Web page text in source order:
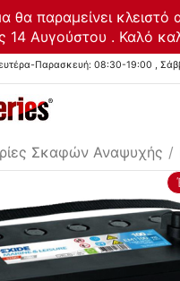
θα παραμείνει κλειστό
Αυγούστου . Καλό
Παρασκευή: 08:30-19:00 ,
Σκαφών Αναψυχής /